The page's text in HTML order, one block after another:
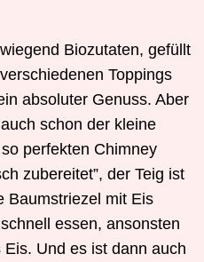
Biozutaten, gefüllt
Toppings
absoluter Genuss. Aber
schon der kleine
perfekten Chimney
zubereitet”, der Teig ist
Baumstriezel mit Eis
essen, ansonsten
Und es ist dann auch